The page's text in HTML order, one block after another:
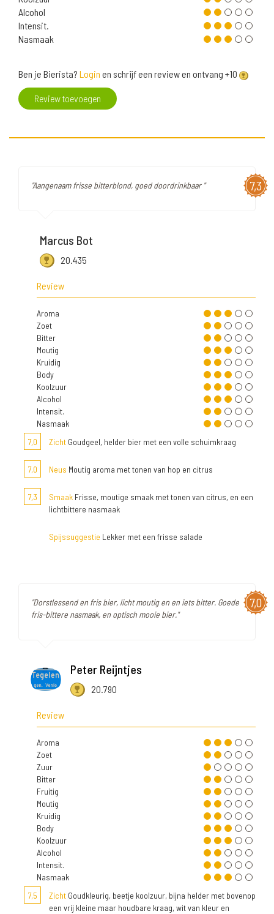
Alcohol
Intensit.
Nasmaak
Ben je Bierista? Login en schrijf een review en ontvang +10
Review toevoegen
7,3
"Aangenaam frisse bitterblond, goed doordrinkbaar "
Marcus Bot
20.435
Review
Aroma
Zoet
Bitter
Moutig
Kruidig
Body
Koolzuur
Alcohol
Intensit.
Nasmaak
7,0
Zicht Goudgeel, helder bier met een volle schuimkraag
7,0 Neus Moutig aroma met tonen van hop en citrus
7,3 Smaak Frisse, moutige smaak met tonen van citrus, en een
lichtbittere nasmaak
Spijssuggestie Lekker met een frisse salade
7,0
"Dorstlessend en fris bier, licht moutig en en iets bitter. Goede
fris-bittere nasmaak, en optisch mooie bier."
Peter Reijntjes
20.790
Review
Aroma
Zoet
Zuur
Bitter
Fruitig
Moutig
Kruidig
Body
Koolzuur
Alcohol
Intensit.
Nasmaak
7,5
Zicht Goudkleurig, beetje koolzuur, bijna helder met bovenop
een vrij kleine maar houdbare kraag, wit van kleur en